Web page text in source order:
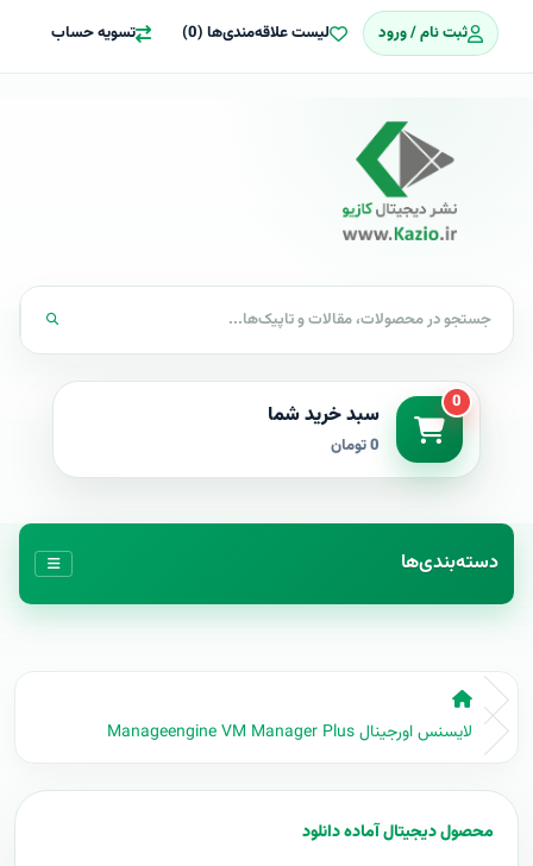
ثبت نام / ورود لیست علاقه‌مندی‌ها (0) تسویه حساب
0 سبد خرید شما
0 تومان
دسته‌بندی‌ها
لایسنس اورجینال Manageengine VM Manager Plus
محصول دیجیتال آماده دانلود